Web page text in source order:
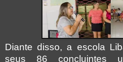
Diante disso, a escola
seus 86 concluintes